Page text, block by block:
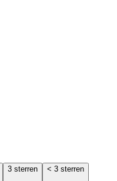
3 sterren < 3 sterren